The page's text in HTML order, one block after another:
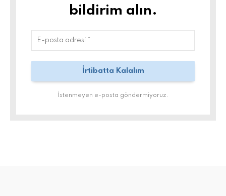
bildirim alın.
İstenmeyen e-posta göndermiyoruz.